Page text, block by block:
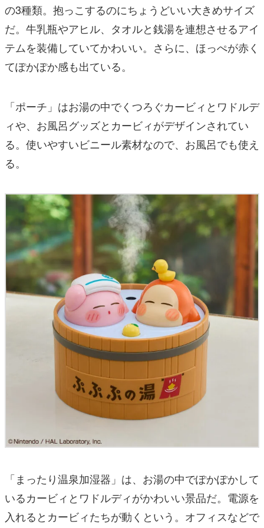
の3種類。抱っこするのにちょうどいい大きめサイズ
だ。牛乳瓶やアヒル、タオルと銭湯を連想させるアイ
テムを装備していてかわいい。さらに、ほっぺが赤く
てぽかぽか感も出ている。
「ポーチ」はお湯の中でくつろぐカービィとワドルデ
ィや、お風呂グッズとカービィがデザインされてい
る。使いやすいビニール素材なので、お風呂でも使え
る。
「まったり温泉加湿器」は、お湯の中でぽかぽかして
いるカービィとワドルディがかわいい景品だ。電源を
入れるとカービィたちが動くという。オフィスなどで